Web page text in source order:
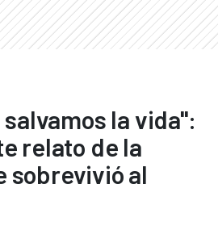
la vida":
relato de la
sobrevivió al